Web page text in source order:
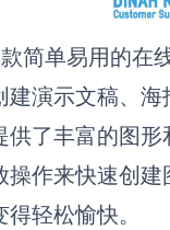
简单易用的在
建演示文稿、海
供了丰富的图形
作来快速创建
轻松愉快。